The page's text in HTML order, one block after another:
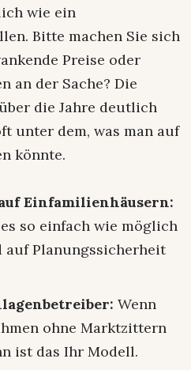
wie ein
Bitte machen Sie sich
Preise oder
an der Sache? Die
die Jahre deutlich
unter dem, was man auf
könnte.
Einfamilienhäusern:
so einfach wie möglich
auf Planungssicherheit
Wenn
ohne Marktzittern
ist das Ihr Modell.